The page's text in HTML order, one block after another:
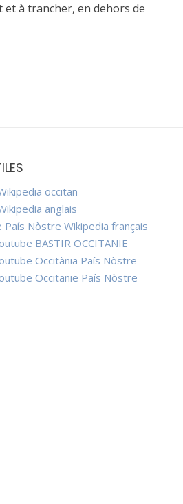
à trancher, en dehors de
occitan
anglais
País Nòstre Wikipedia français
BASTIR OCCITANIE
Occitània País Nòstre
Occitanie País Nòstre